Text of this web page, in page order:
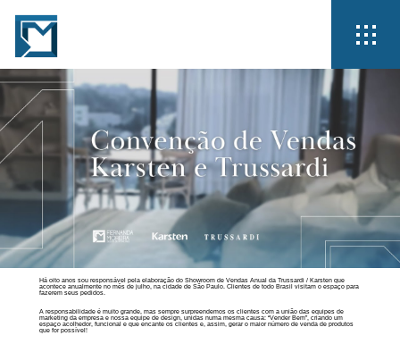
Há oito anos sou responsável pela elaboração do Showroom de Vendas Anual da Trussardi / Karsten que
acontece anualmente no mês de julho, na cidade de São Paulo. Clientes de todo Brasil visitam o espaço para
fazerem seus pedidos.
A responsabilidade é muito grande, mas sempre surpreendemos os clientes com a união das equipes de
marketing da empresa e nossa equipe de design, unidas numa mesma causa: “Vender Bem”, criando um
espaço acolhedor, funcional e que encante os clientes e, assim, gerar o maior número de venda de produtos
que for possível!